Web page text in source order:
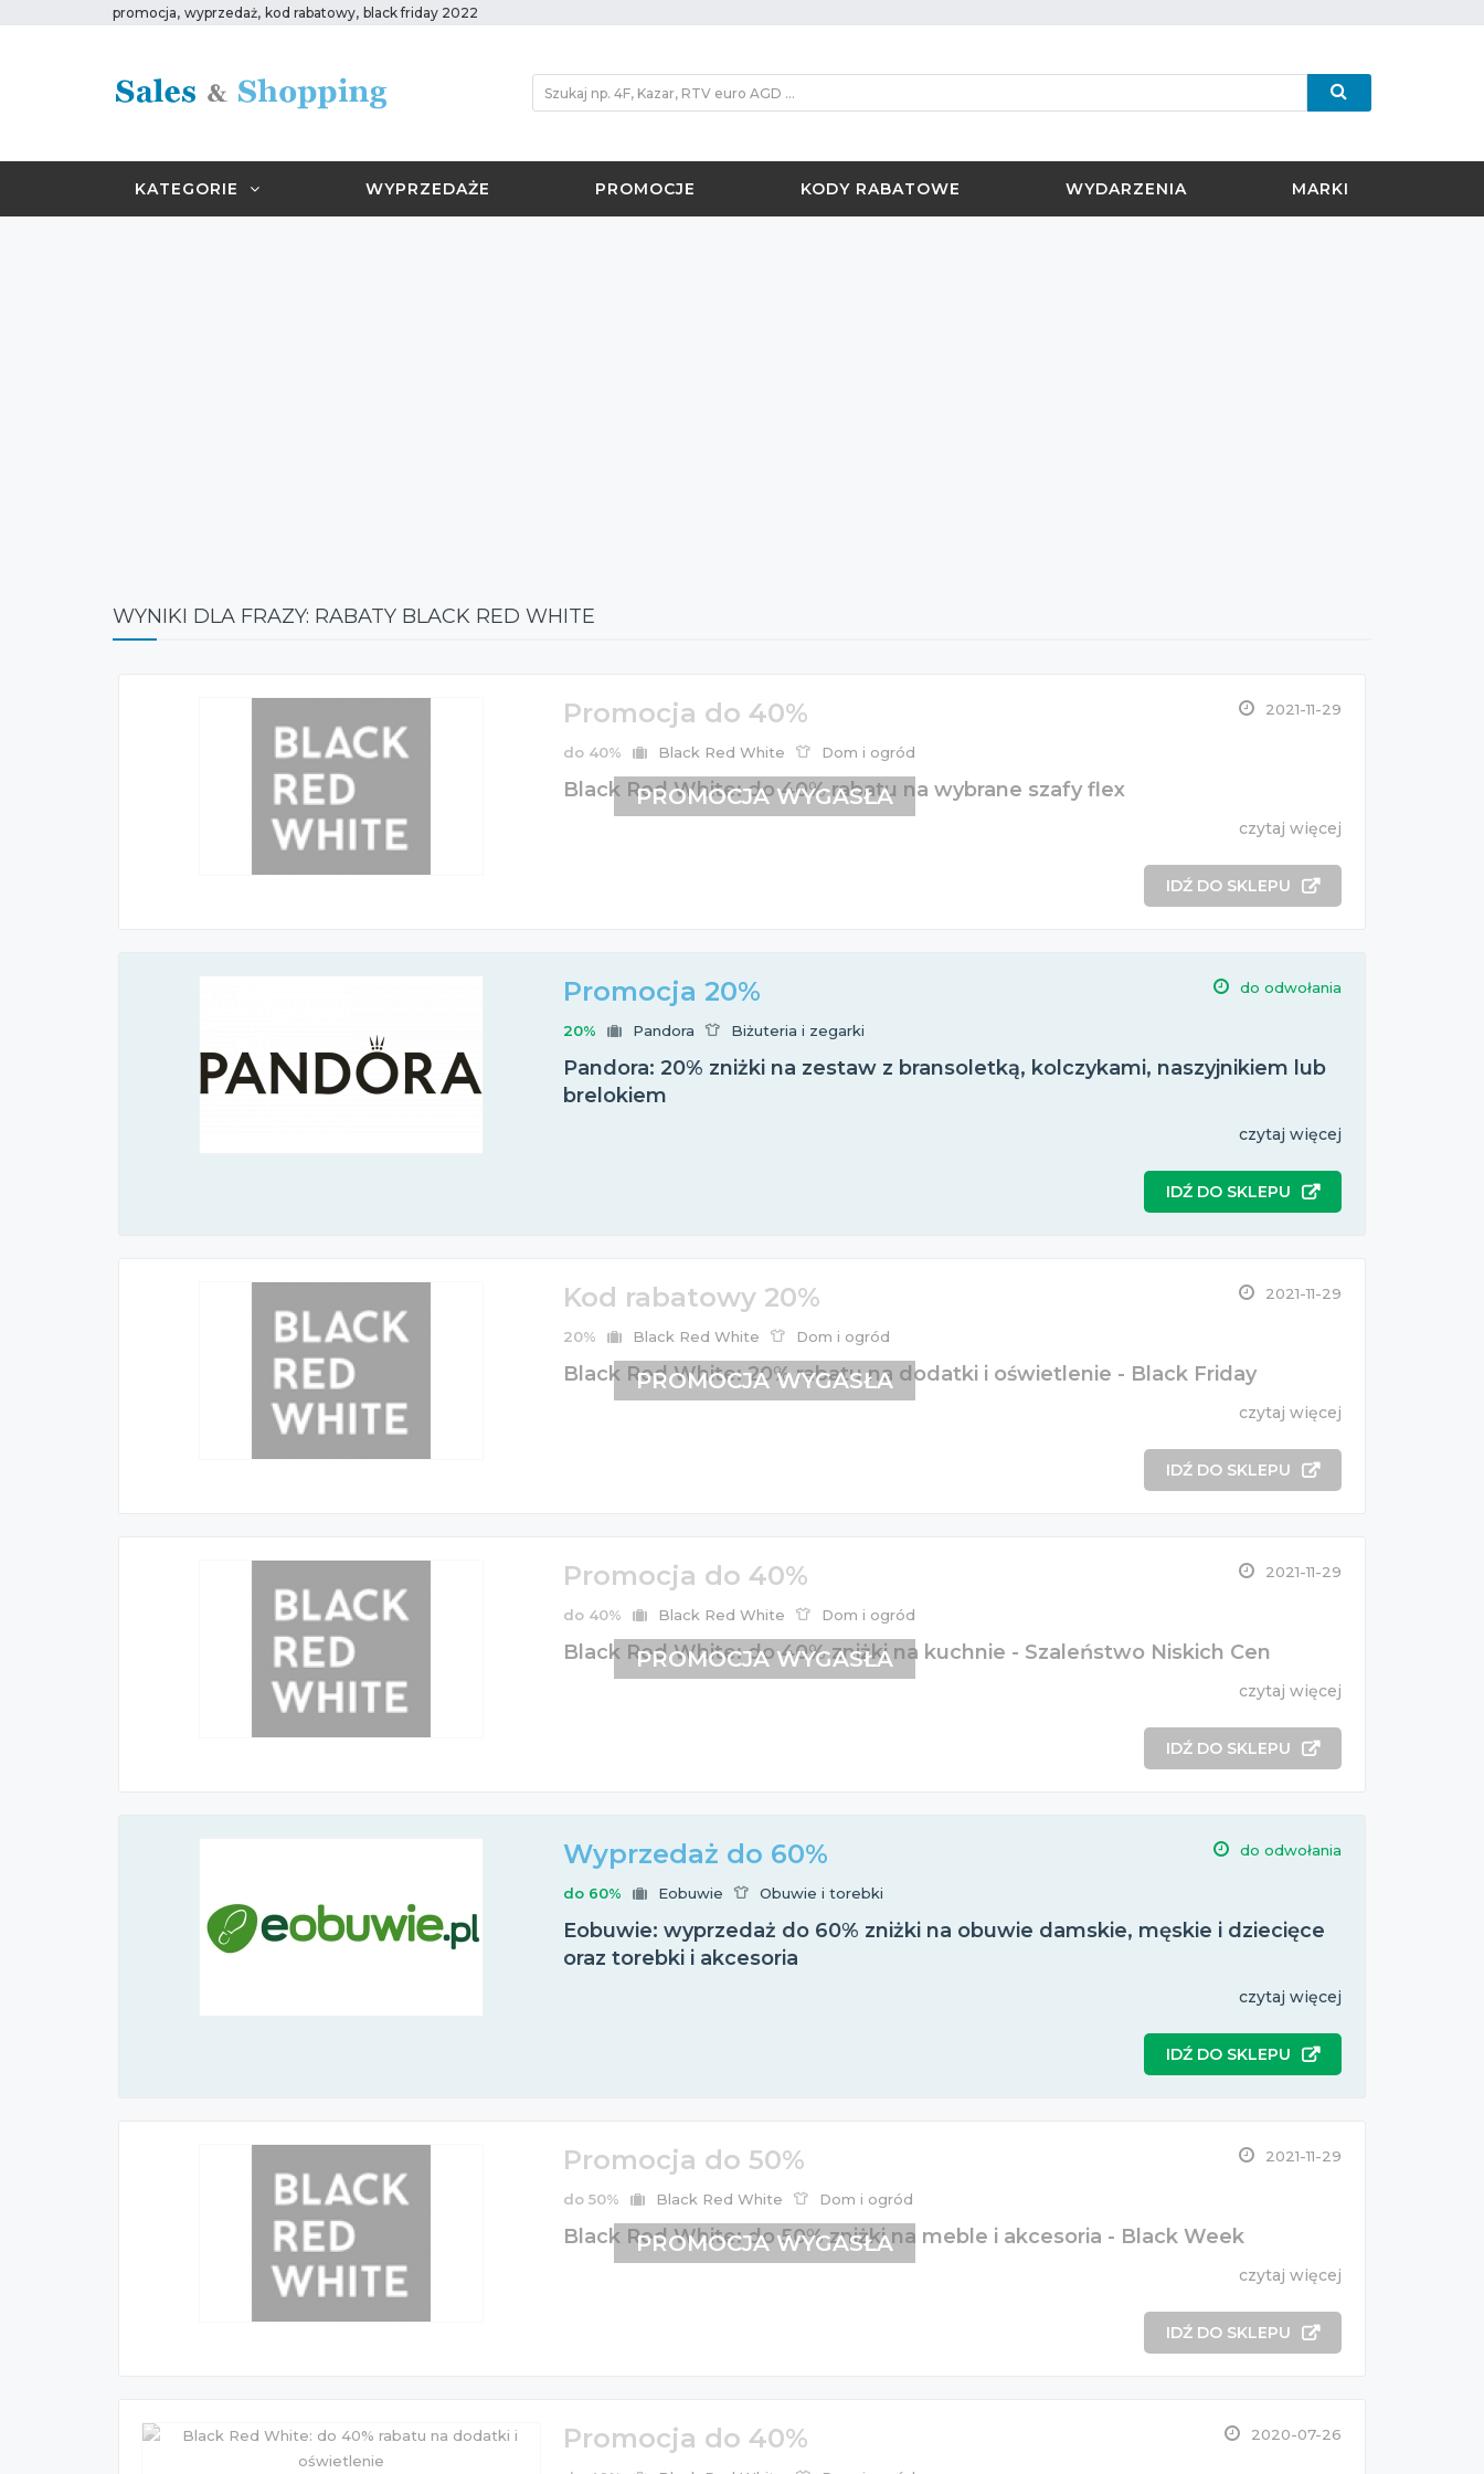
promocja, wyprzedaż, kod rabatowy, black friday 2022
KATEGORIE WYPRZEDAŻE PROMOCJE KODY RABATOWE WYDARZENIA MARKI
WYNIKI DLA FRAZY: RABATY BLACK RED WHITE
Promocja do 40% 2021-11-29
do 40% Black Red White Dom i ogród
Black Red White: do 40% rabatu na wybrane szafy flex
czytaj więcej
IDŹ DO SKLEPU
PROMOCJA WYGASŁA
Promocja 20% do odwołania
20% Pandora Biżuteria i zegarki
Pandora: 20% zniżki na zestaw z bransoletką, kolczykami, naszyjnikiem lub
brelokiem
czytaj więcej
IDŹ DO SKLEPU
Kod rabatowy 20% 2021-11-29
20% Black Red White Dom i ogród
Black Red White: 20% rabatu na dodatki i oświetlenie - Black Friday
czytaj więcej
IDŹ DO SKLEPU
PROMOCJA WYGASŁA
Promocja do 40% 2021-11-29
do 40% Black Red White Dom i ogród
Black Red White: do 40% zniżki na kuchnie - Szaleństwo Niskich Cen
czytaj więcej
IDŹ DO SKLEPU
PROMOCJA WYGASŁA
Wyprzedaż do 60% do odwołania
do 60% Eobuwie Obuwie i torebki
Eobuwie: wyprzedaż do 60% zniżki na obuwie damskie, męskie i dziecięce
oraz torebki i akcesoria
czytaj więcej
IDŹ DO SKLEPU
Promocja do 50% 2021-11-29
do 50% Black Red White Dom i ogród
Black Red White: do 50% zniżki na meble i akcesoria - Black Week
czytaj więcej
IDŹ DO SKLEPU
PROMOCJA WYGASŁA
Promocja do 40% 2020-07-26